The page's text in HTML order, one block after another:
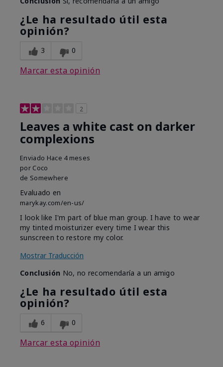
¿Le ha resultado útil esta
opinión?
3 0
Marcar esta opinión
2
Leaves a white cast on darker
complexions
Enviado Hace 4 meses
por Coco
de Somewhere
Evaluado en
marykay.com/en-us/
I look like I'm part of blue man group. I have to wear
my tinted moisturizer every time I wear this
sunscreen to restore my color.
Mostrar Traducción
Conclusión No, no recomendaría a un amigo
¿Le ha resultado útil esta
opinión?
6 0
Marcar esta opinión